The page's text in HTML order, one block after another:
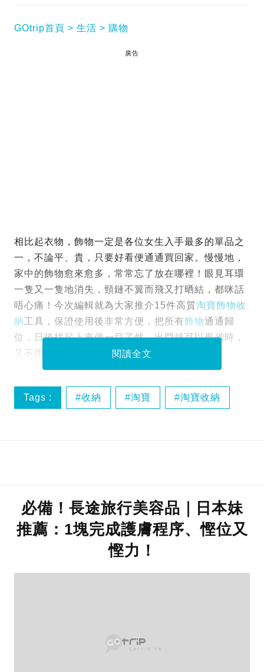
GOtrip首頁 生活 購物
廣告
相比起衣物，飾物一定是各位女生入手最多的單品之
一，不論平、貴，只要好看便通通買回家。慢慢地，
家中的飾物愈來愈多，常常忘了放在哪裡！眼見耳環
一隻又一隻地消失，頸鏈不翼而飛又打晒結，都咪話
唔心痛！今次編輯就為大家推介15件高質淘寶飾物收
納工具，保證使用後非常方便，把所有飾物通通歸
位，日後找起上來便一目了然，出門就可以更省時，
又不用怕丟失了！
閱讀全文
Tags : 收納 淘寶 淘寶收納
必備！長途旅行美容品｜日本妹
推薦：1塊完成護膚程序、慳位又
慳力！